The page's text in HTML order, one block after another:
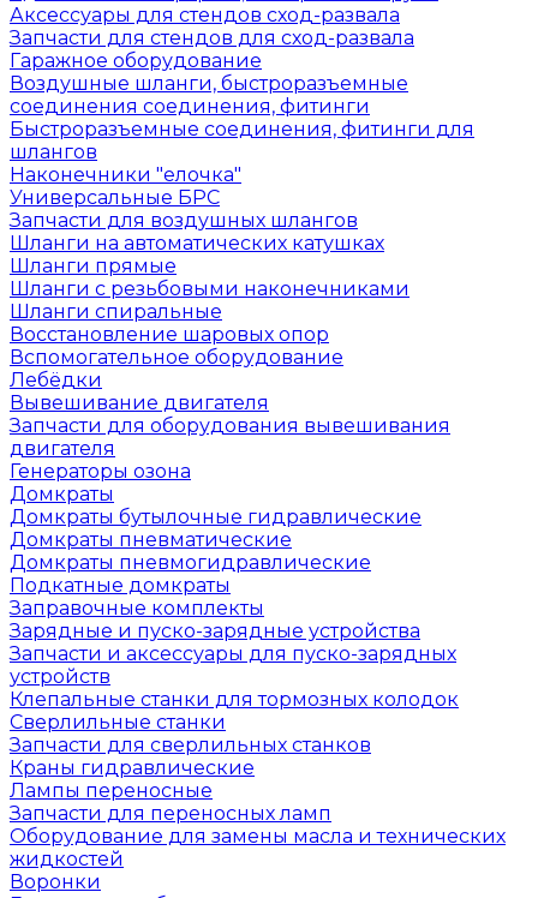
Аксессуары для стендов сход-развала
Запчасти для стендов для сход-развала
Гаражное оборудование
Воздушные шланги, быстроразъемные
соединения соединения, фитинги
Быстроразъемные соединения, фитинги для
шлангов
Наконечники "елочка"
Универсальные БРС
Запчасти для воздушных шлангов
Шланги на автоматических катушках
Шланги прямые
Шланги с резьбовыми наконечниками
Шланги спиральные
Восстановление шаровых опор
Вспомогательное оборудование
Лебёдки
Вывешивание двигателя
Запчасти для оборудования вывешивания
двигателя
Генераторы озона
Домкраты
Домкраты бутылочные гидравлические
Домкраты пневматические
Домкраты пневмогидравлические
Подкатные домкраты
Заправочные комплекты
Зарядные и пуско-зарядные устройства
Запчасти и аксессуары для пуско-зарядных
устройств
Клепальные станки для тормозных колодок
Сверлильные станки
Запчасти для сверлильных станков
Краны гидравлические
Лампы переносные
Запчасти для переносных ламп
Оборудование для замены масла и технических
жидкостей
Воронки